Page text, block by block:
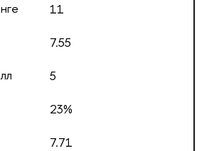
11
7.55
5
23%
7.71